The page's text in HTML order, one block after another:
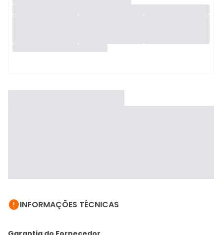
INFORMAÇÕES TÉCNICAS